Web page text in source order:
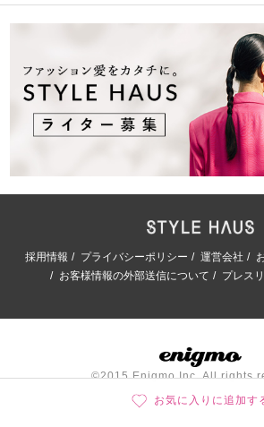
お気に入りに追加す
採用情報 プライバシーポリシー 運営会社
お客様情報の外部送信について
プレス
©2015 Enigmo Inc. All rights